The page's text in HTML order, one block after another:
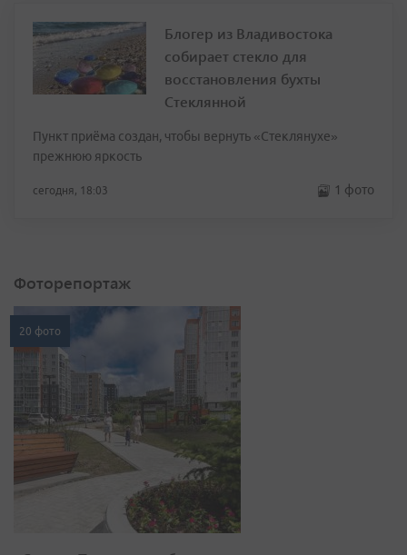
Блогер из Владивостока
собирает стекло для
восстановления бухты
Стеклянной
Пункт приёма создан, чтобы вернуть «Стеклянухе»
прежнюю яркость
сегодня, 18:03 1 фото
Фоторепортаж
20 фото